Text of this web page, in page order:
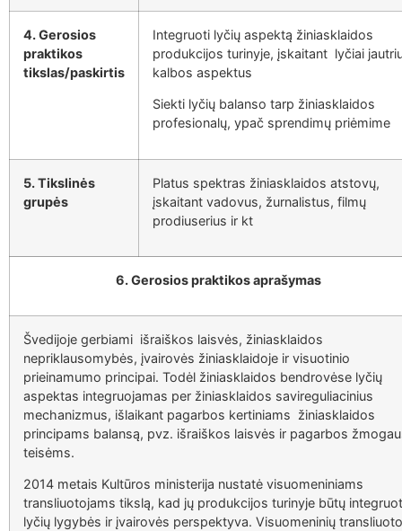
4. Gerosios
praktikos
tikslas/paskirtis
Integruoti lyčių aspektą žiniasklaidos
produkcijos turinyje, įskaitant lyčiai
kalbos aspektus
Siekti lyčių balanso tarp žiniasklaidos
profesionalų, ypač sprendimų priėmime
5. Tikslinės
grupės
Platus spektras žiniasklaidos atstovų,
įskaitant vadovus, žurnalistus, filmų
prodiuserius ir kt
6. Gerosios praktikos aprašymas
Švedijoje gerbiami išraiškos laisvės, žiniasklaidos
nepriklausomybės, įvairovės žiniasklaidoje ir visuotinio
prieinamumo principai. Todėl žiniasklaidos bendrovėse lyčių
aspektas integruojamas per žiniasklaidos savireguliacinius
mechanizmus, išlaikant pagarbos kertiniams žiniasklaidos
principams balansą, pvz. išraiškos laisvės ir pagarbos
teisėms.
2014 metais Kultūros ministerija nustatė visuomeniniams
transliuotojams tikslą, kad jų produkcijos turinyje būtų
lyčių lygybės ir įvairovės perspektyva. Visuomeninių